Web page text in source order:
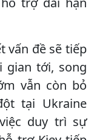
vấn đề sẽ tiếp
gian tới, song
vẫn còn bỏ
tại Ukraine
duy trì sự